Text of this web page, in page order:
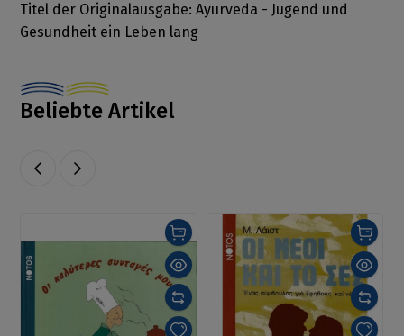
Titel der Originalausgabe: Ayurveda - Jugend und
Gesundheit ein Leben lang
Beliebte Artikel